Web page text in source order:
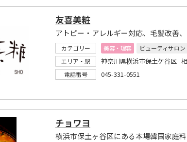
友喜美粧
アトピー・アレルギー対応、毛髪改善
カテゴリー 美容・理容
ビューティサロン
エリア・駅
神奈川県横浜市保土ケ谷区
電話番号 045-331-0551
チョワヨ
横浜市保土ヶ谷区にある本場韓国家庭料